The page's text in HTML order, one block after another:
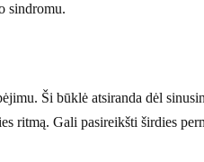
sindromu.
Ši būklė atsiranda dėl
ritmą. Gali pasireikšti širdies